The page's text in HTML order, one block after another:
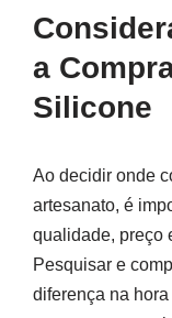
a
Silicone
Ao decidir onde
artesanato, é
qualidade, preço
Pesquisar e
diferença na